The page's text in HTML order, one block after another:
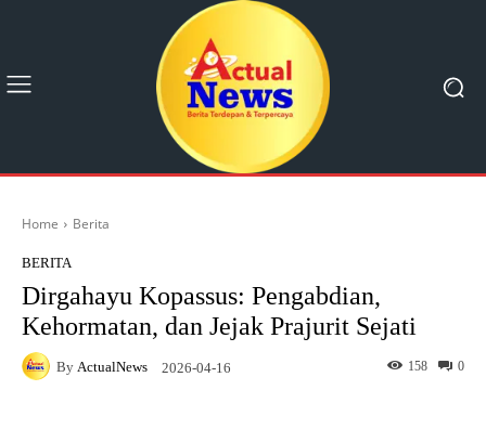
Home Berita
BERITA
Dirgahayu Kopassus: Pengabdian,
Kehormatan, dan Jejak Prajurit Sejati
By ActualNews 2026-04-16 0
158